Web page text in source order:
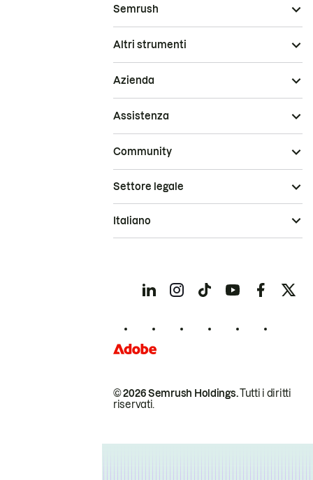
Semrush
Altri strumenti
Azienda
Assistenza
Community
© 2026 Semrush Holdings.Tutti i diritti
riservati.
Settore legale
Italiano